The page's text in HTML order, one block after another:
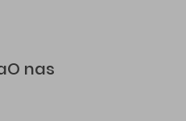
O nas